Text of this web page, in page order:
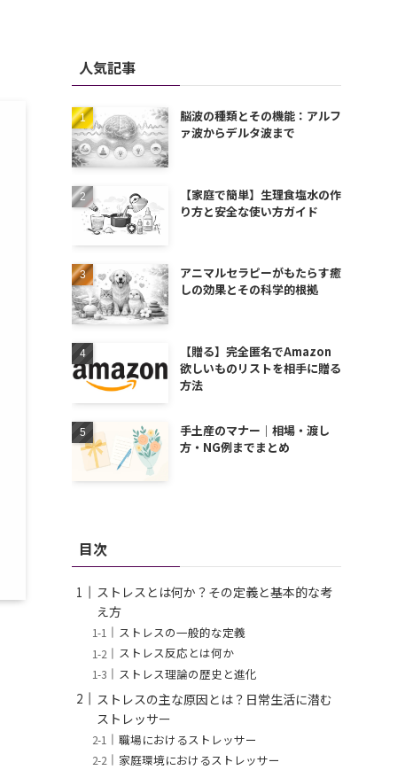
人気記事
脳波の種類とその機能：アルフ
ァ波からデルタ波まで
【家庭で簡単】生理食塩水の作
り方と安全な使い方ガイド
アニマルセラピーがもたらす癒
しの効果とその科学的根拠
【贈る】完全匿名でAmazon
欲しいものリストを相手に贈る
方法
手土産のマナー｜相場・渡し
方・NG例までまとめ
目次
ストレスとは何か？その定義と基本的な考
え方
ストレスの一般的な定義
ストレス反応とは何か
ストレス理論の歴史と進化
ストレスの主な原因とは？日常生活に潜む
ストレッサー
職場におけるストレッサー
家庭環境におけるストレッサー